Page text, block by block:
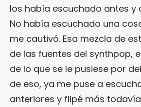
los había escuchado antes y
No había escuchado una
me cautivó. Esa mezcla de
de las fuentes del synthpop,
de lo que se le pusiese por
de eso, ya me puse a
anteriores y flipé más